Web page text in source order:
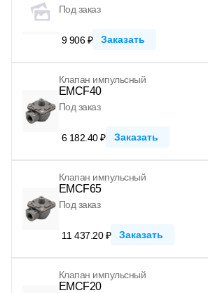
Под заказ
9 906 ₽ Заказать
Клапан импульсный
EMCF40
Под заказ
6 182.40 ₽ Заказать
Клапан импульсный
EMCF65
Под заказ
11 437.20 ₽ Заказать
Клапан импульсный
EMCF20